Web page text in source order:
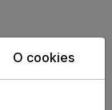
O cookies